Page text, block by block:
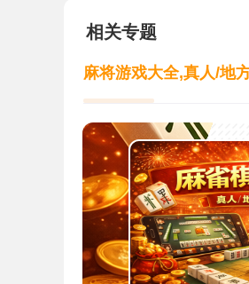
相关专题
麻将游戏大全,真人/地